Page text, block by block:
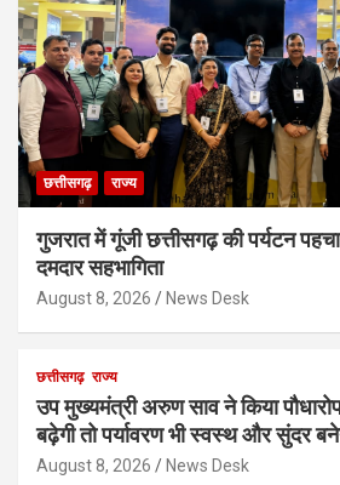
छत्तीसगढ़ राज्य
गुजरात में गूंजी छत्तीसगढ़ की पर्यटन
दमदार सहभागिता
August 8, 2026 News Desk
छत्तीसगढ़ राज्य
उप मुख्यमंत्री अरुण साव ने किया
बढ़ेगी तो पर्यावरण भी स्वस्थ और सुंदर
August 8, 2026 News Desk